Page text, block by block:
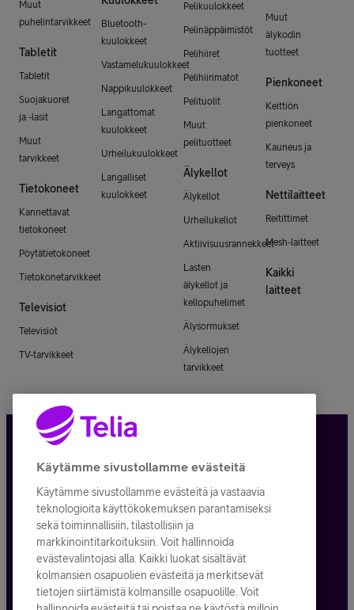
Muut
puhelintarvikkeet
Tabletit
Tabletit
Suojakuoret
ja -lasit
Muut
tarvikkeet
Tietokoneet
Kannettavat
tietokoneet
Pöytätietokoneet
Tietokonetarvikkeet
Televisiot
Televisiot
TV-tarvikkeet
Bluetooth-
kuulokkeet
Vastamelukuulokkeet
Nappikuulokkeet
Langattomat
kuulokkeet
Urheilukuulokkeet
Langalliset
kuulokkeet
Pelikuulokkeet
Pelinäppäimistöt
Pelihiiret
Pelihiirimatot
Pelituolit
Muut
pelituotteet
Älykellot
Älykellot
Urheilukellot
Aktiivisuusrannekkeet
Lasten
älykellot ja
kellopuhelimet
Älysormukset
Älykellojen
tarvikkeet
Muut
älykodin
tuotteet
Pienkoneet
Keittiön
pienkoneet
Kauneus ja
terveys
Nettilaitteet
Reitittimet
Mesh-laitteet
Kaikki
laitteet
Tietosuoja ja -turva
Tilauksen peruuttaminen
Käyttöehdot
Evästeiden käyttö
Toimitusehdot ja palvelukuvaukset
Käytämme sivustollamme evästeitä
Käytämme sivustollamme evästeitä ja vastaavia
teknologioita käyttökokemuksen parantamiseksi
sekä toiminnallisiin, tilastollisiin ja
markkinointitarkoituksiin. Voit hallinnoida
evästevalintojasi alla. Kaikki luokat sisältävät
kolmansien osapuolien evästeitä ja merkitsevät
tietojen siirtämistä kolmansille osapuolille. Voit